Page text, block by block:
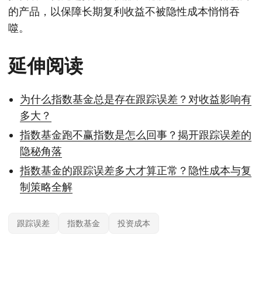
的产品，以保障长期复利收益不被隐性成本悄悄吞
噬。
延伸阅读
为什么指数基金总是存在跟踪误差？对收益影响有
多大？
指数基金跑不赢指数是怎么回事？揭开跟踪误差的
隐秘角落
指数基金的跟踪误差多大才算正常？隐性成本与复
制策略全解
跟踪误差 指数基金 投资成本